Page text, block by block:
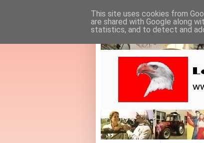
This site uses cookies from
are shared with Google along
statistics, and to detect and